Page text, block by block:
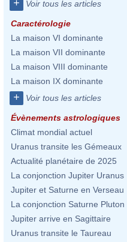
+ Voir tous les articles
Caractérologie
La maison VI dominante
La maison VII dominante
La maison VIII dominante
La maison IX dominante
+ Voir tous les articles
Évènements astrologiques
Climat mondial actuel
Uranus transite les Gémeaux
Actualité planétaire de 2025
La conjonction Jupiter Uranus
Jupiter et Saturne en Verseau
La conjonction Saturne Pluton
Jupiter arrive en Sagittaire
Uranus transite le Taureau